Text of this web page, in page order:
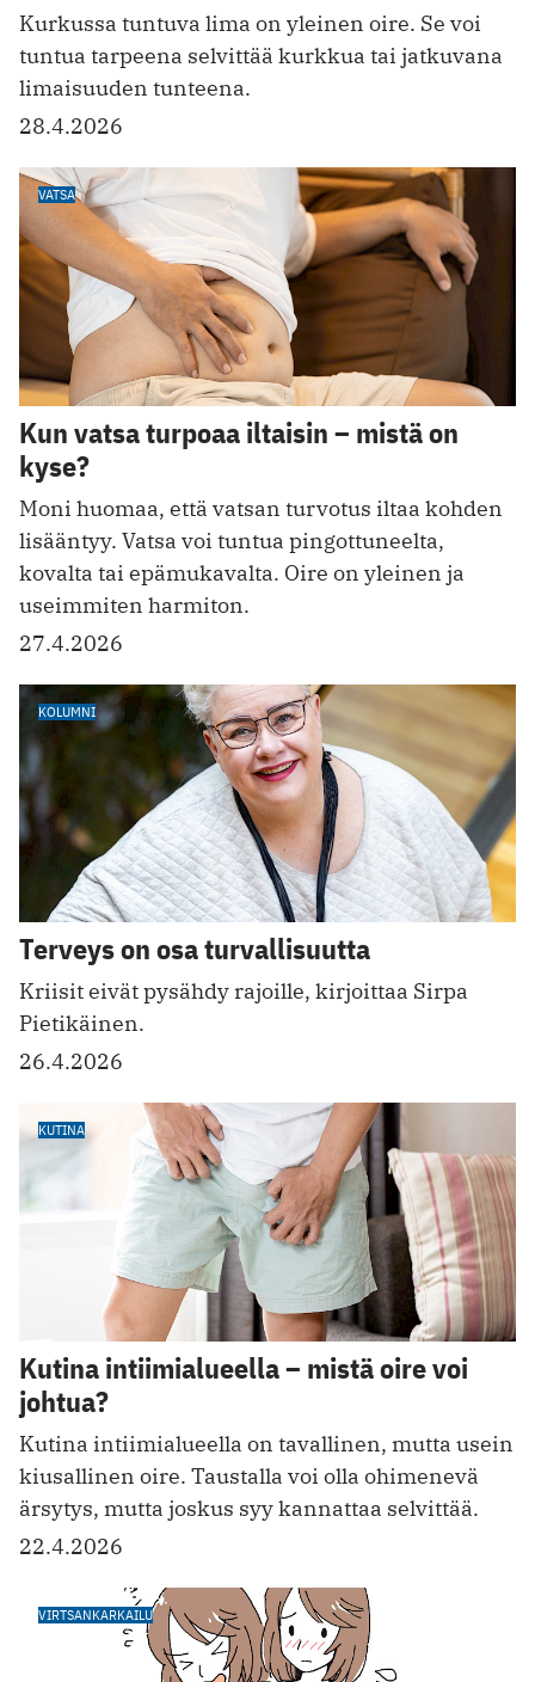
Kurkussa tuntuva lima on yleinen oire. Se voi
tuntua tarpeena selvittää kurkkua tai jatkuvana
limaisuuden tunteena.
28.4.2026
VATSA
Kun vatsa turpoaa iltaisin – mistä on
kyse?
Moni huomaa, että vatsan turvotus iltaa kohden
lisääntyy. Vatsa voi tuntua pingottuneelta,
kovalta tai epämukavalta. Oire on yleinen ja
useimmiten harmiton.
27.4.2026
KOLUMNI
Terveys on osa turvallisuutta
Kriisit eivät pysähdy rajoille, kirjoittaa Sirpa
Pietikäinen.
26.4.2026
KUTINA
Kutina intiimialueella – mistä oire voi
johtua?
Kutina intiimialueella on tavallinen, mutta usein
kiusallinen oire. Taustalla voi olla ohimenevä
ärsytys, mutta joskus syy kannattaa selvittää.
22.4.2026
VIRTSANKARKAILU